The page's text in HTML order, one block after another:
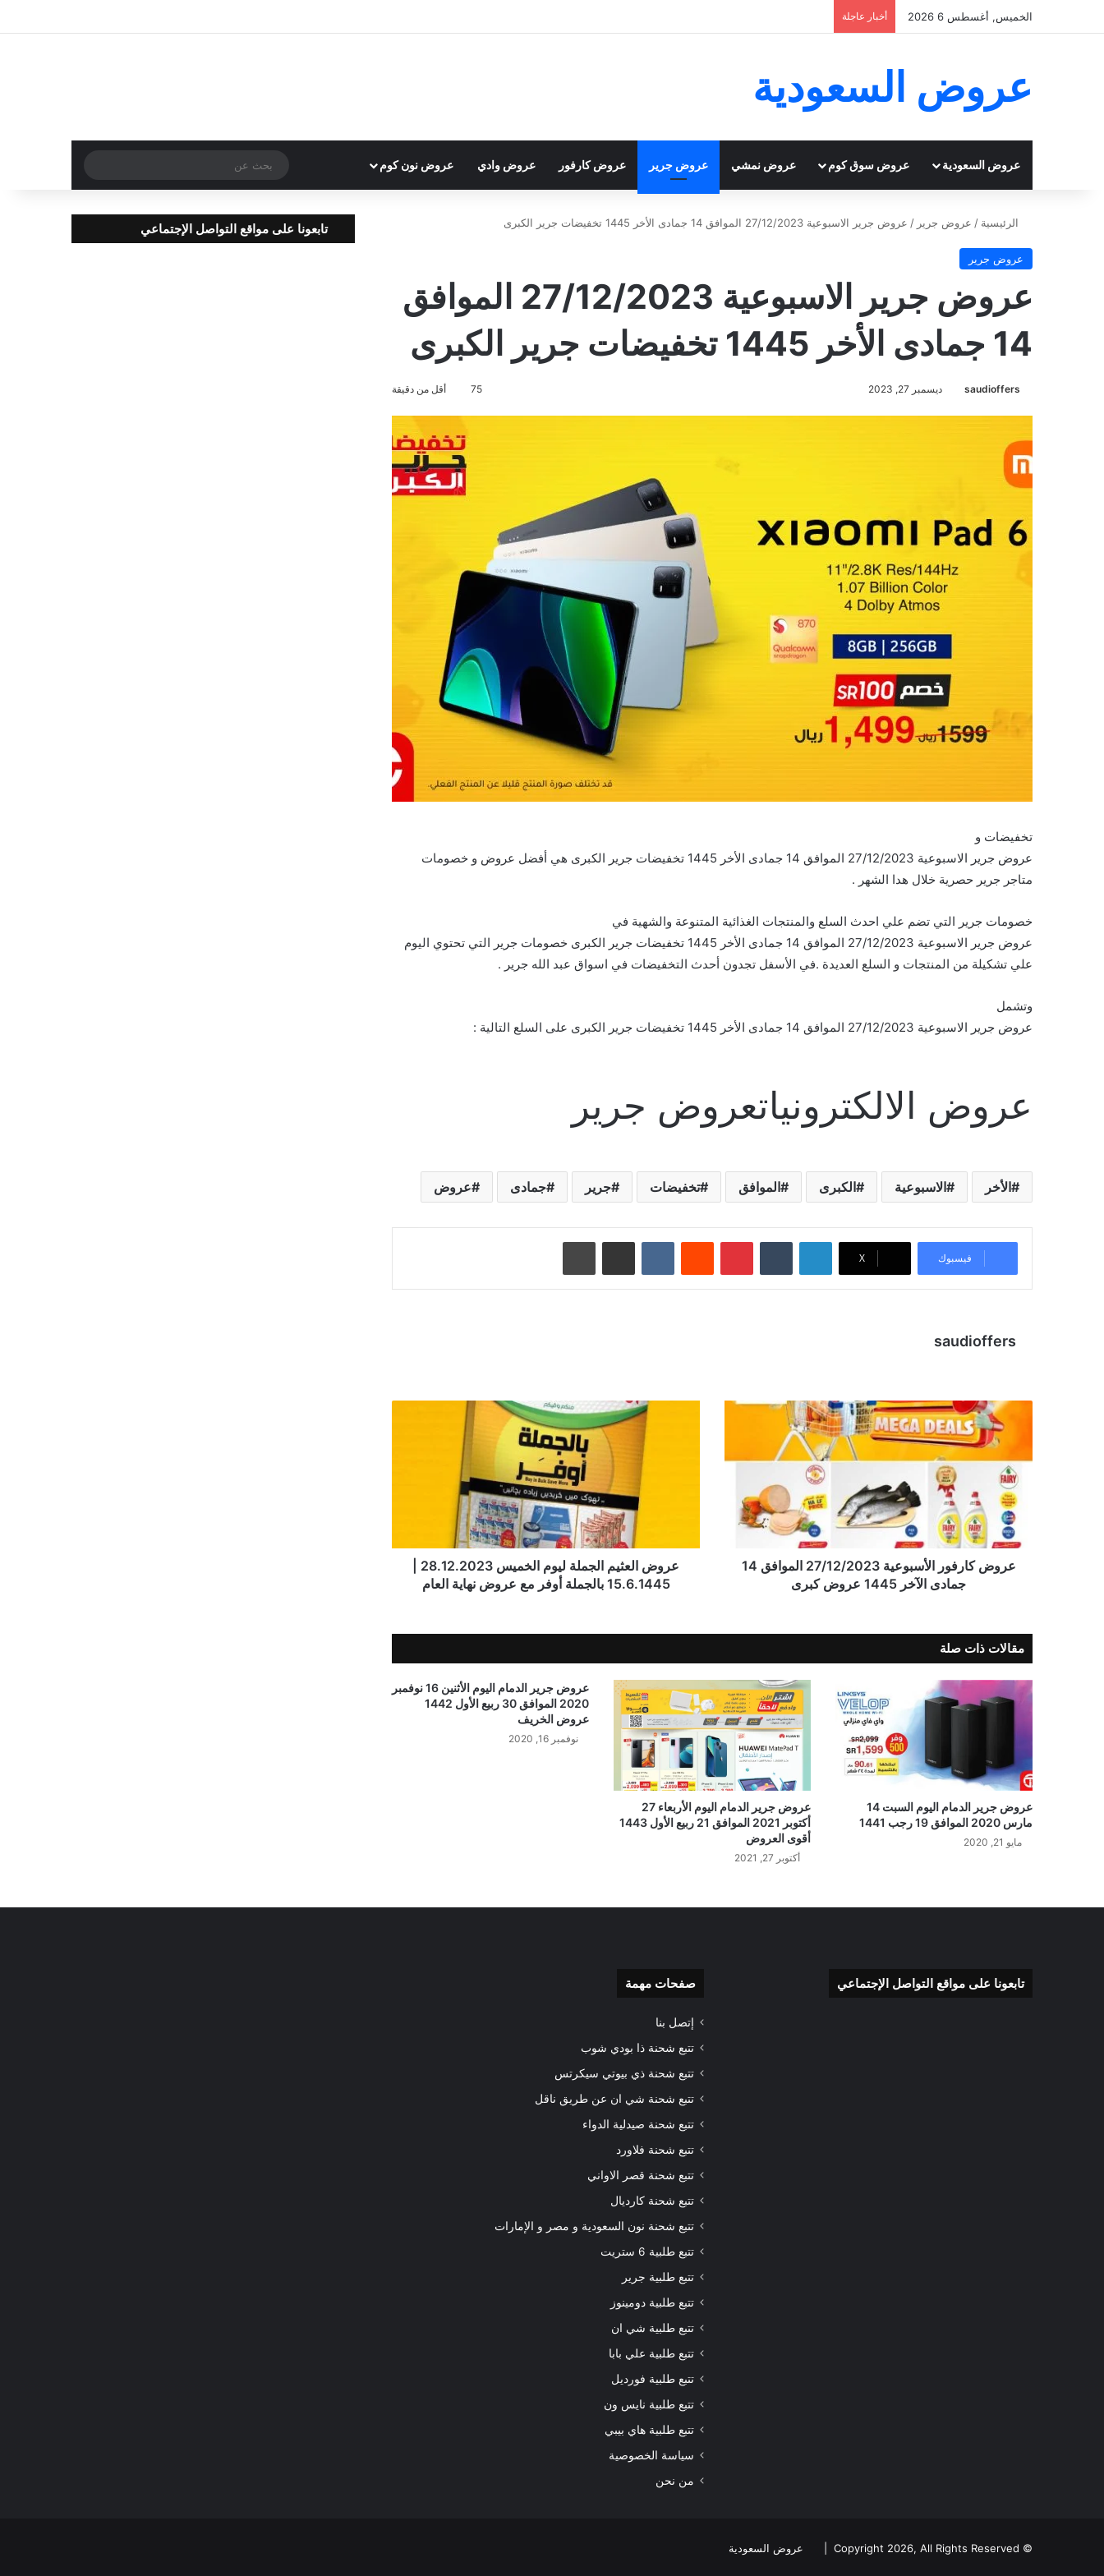
الخميس, أغسطس 6 2026 أخبار عاجلة
عروض السعودية
عروض السعودية عروض سوق كوم عروض نمشي عروض جرير عروض كارفور عروض وادي عروض نون كوم
عن
الرئيسية / عروض جرير / عروض جرير الاسبوعية 27/12/2023 الموافق 14 جمادى الأخر 1445 تخفيضات جرير الكبرى
عروض جرير
عروض جرير الاسبوعية 27/12/2023 الموافق
14 جمادى الأخر 1445 تخفيضات جرير الكبرى
saudioffers ديسمبر 27, 2023 75 أقل من دقيقة
تخفيضات و
عروض جرير الاسبوعية 27/12/2023 الموافق 14 جمادى الأخر 1445 تخفيضات جرير الكبرى هي أفضل عروض و خصومات
متاجر جرير حصرية خلال هدا الشهر .
خصومات جرير التي تضم علي احدث السلع والمنتجات الغذائية المتنوعة والشهية في
عروض جرير الاسبوعية 27/12/2023 الموافق 14 جمادى الأخر 1445 تخفيضات جرير الكبرى خصومات جرير التي تحتوي اليوم
علي تشكيلة من المنتجات و السلع العديدة .في الأسفل تجدون أحدث التخفيضات في اسواق عبد الله جرير .
وتشمل
عروض جرير الاسبوعية 27/12/2023 الموافق 14 جمادى الأخر 1445 تخفيضات جرير الكبرى على السلع التالية :
عروض الالكترونياتعروض جرير
الأخر الاسبوعية الكبرى الموافق تخفيضات جرير جمادى عروض
فيسبوك X
لينكدإن بينتيريست
saudioffers
عروض كارفور الأسبوعية 27/12/2023 الموافق 14
جمادى الآخر 1445 عروض كبرى
15.6.1445 بالجملة أوفر مع عروض نهاية العام
مقالات ذات صلة
عروض جرير الدمام اليوم السبت 14
مارس 2020 الموافق 19 رجب 1441
مايو 21, 2020
عروض جرير الدمام اليوم الأربعاء 27
أكتوبر 2021 الموافق 21 ربيع الأول 1443
أقوى العروض
أكتوبر 27, 2021
عروض جرير الدمام اليوم الأثنين 16 نوفمبر
2020 الموافق 30 ربيع الأول 1442
عروض الخريف
نوفمبر 16, 2020
تابعونا على مواقع التواصل الإجتماعي
تابعونا على مواقع التواصل الإجتماعي صفحات مهمة
إتصل بنا
تتبع شحنة ذا بودي شوب
تتبع شحنة ذي بيوتي سيكرتس
تتبع شحنة شي ان عن طريق ناقل
تتبع شحنة صيدلية الدواء
تتبع شحنة فلاورد
تتبع شحنة قصر الاواني
تتبع شحنة كارديال
تتبع شحنة نون السعودية و مصر و الإمارات
تتبع طلبية 6 ستريت
تتبع طلبية جرير
تتبع طلبية دومينوز
تتبع طلبية شي ان
تتبع طلبية علي بابا
تتبع طلبية فورديل
تتبع طلبية نايس ون
تتبع طلبية هاي بيبي
سياسة الخصوصية
من نحن
© Copyright 2026, All Rights Reserved | عروض السعودية